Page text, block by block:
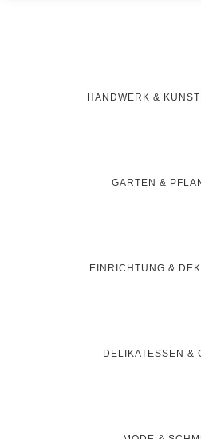
HANDWERK &
GARTEN &
EINRICHTUNG &
DELIKATESSEN &